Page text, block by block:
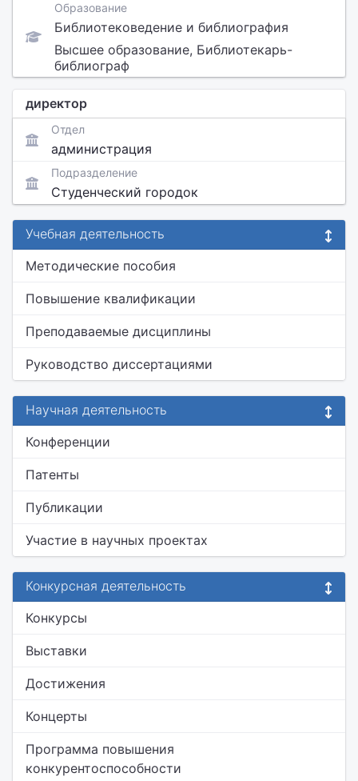
Образование
Библиотековедение и библиография
Высшее образование, Библиотекарь-
библиограф
директор
Отдел
администрация
Подразделение
Студенческий городок
Учебная деятельность
Методические пособия
Повышение квалификации
Преподаваемые дисциплины
Руководство диссертациями
Научная деятельность
Конференции
Патенты
Публикации
Участие в научных проектах
Конкурсная деятельность
Конкурсы
Выставки
Достижения
Концерты
Программа повышения
конкурентоспособности